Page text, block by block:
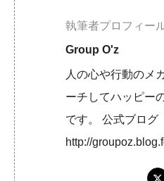
執筆者プロフィー
Group O'z
人の心や行動のメ
ーチしてハッピー
です。 公式ブログ
http://